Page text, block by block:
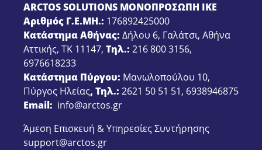
ARCTOS SOLUTIONS ΜΟΝΟΠΡΟΣΩΠΗ ΙΚΕ
Αριθμός Γ.Ε.ΜΗ.: 176892425000
Κατάστημα Αθήνας: Δήλου 6, Γαλάτσι, Αθήνα
Αττικής, ΤΚ 11147, Τηλ.: 216 800 3156,
6976618233
Κατάστημα Πύργου: Μανωλοπούλου 10,
Πύργος Ηλείας, Τηλ.: 2621 50 51 51, 6938946875
Email: info@arctos.gr
Άμεση Επισκευή & Υπηρεσίες Συντήρησης
support@arctos.gr